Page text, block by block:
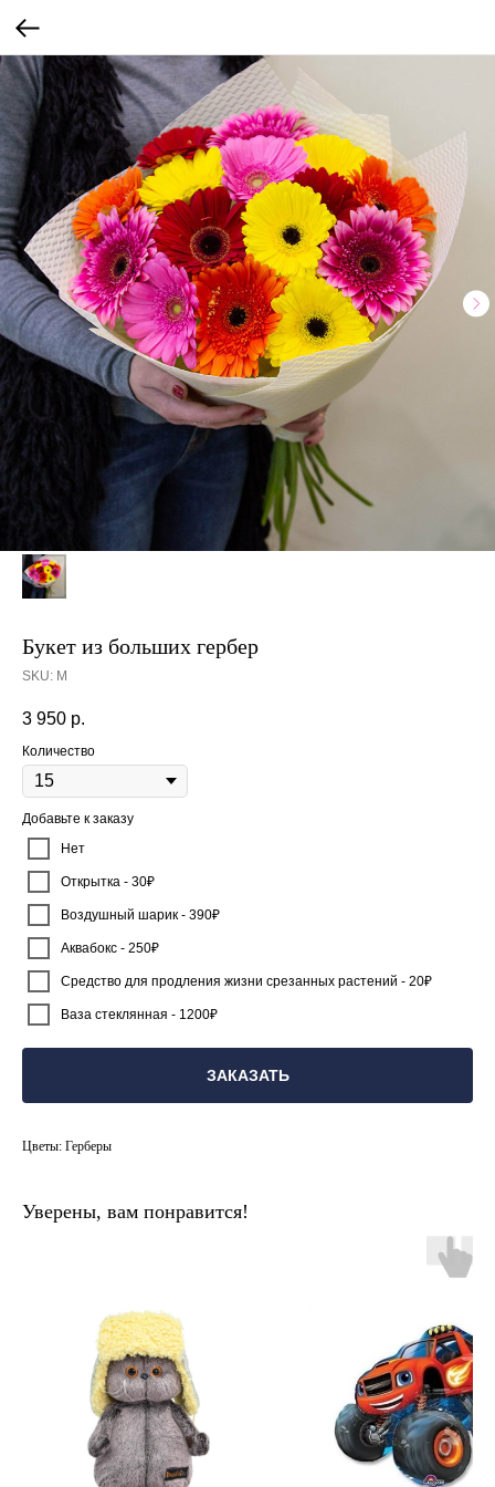
Букет из больших гербер
SKU: М
3 950 р.
Количество
Добавьте к заказу
Нет
Открытка - 30₽
Воздушный шарик - 390₽
Аквабокс - 250₽
Средство для продления жизни срезанных растений - 20₽
Ваза стеклянная - 1200₽
ЗАКАЗАТЬ
Цветы: Герберы
Уверены, вам понравится!